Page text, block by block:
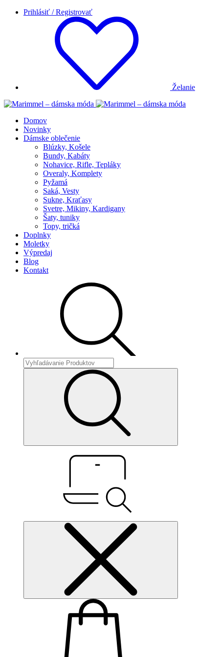
Prihlásiť / Registrovať
Želanie
Domov
Novinky
Dámske oblečenie
Blúzky, Košele
Bundy, Kabáty
Nohavice, Rifle, Tepláky
Overaly, Komplety
Pyžamá
Saká, Vesty
Sukne, Kraťasy
Svetre, Mikiny, Kardigany
Šaty, tuniky
Topy, tričká
Doplnky
Moletky
Výpredaj
Blog
Kontakt